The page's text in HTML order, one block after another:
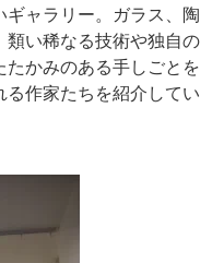
ャラリー。ガラス、陶
い稀なる技術や独自の
かみのある手しごとを
作家たちを紹介してい